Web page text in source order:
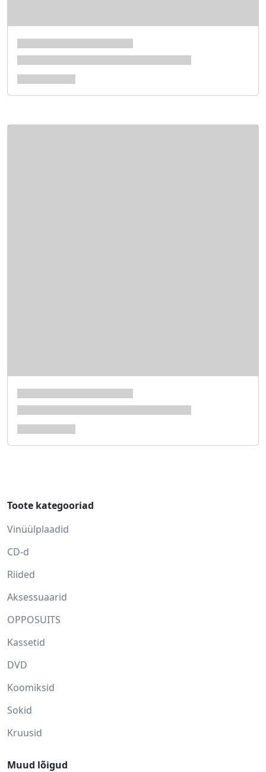
Toote kategooriad
Vinüülplaadid
CD-d
Riided
Aksessuaarid
OPPOSUITS
Kassetid
DVD
Koomiksid
Sokid
Kruusid
Muud lõigud